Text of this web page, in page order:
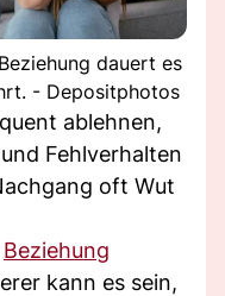
dauert es
- Depositphotos
ablehnen,
Fehlverhalten
oft Wut
Beziehung
kann es sein,